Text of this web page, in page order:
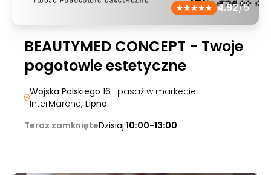
4.92/5
BEAUTYMED CONCEPT - Twoje
pogotowie estetyczne
Wojska Polskiego 16 | pasaż w markecie
InterMarche, Lipno
Teraz zamknięteDzisiaj:10:00-13:00